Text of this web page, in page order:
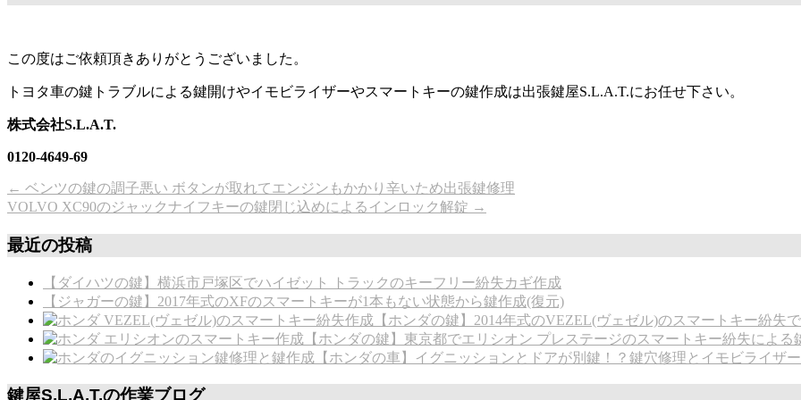
この度はご依頼頂きありがとうございました。
トヨタ車の鍵トラブルによる鍵開けやイモビライザーやスマートキーの鍵作成は出張鍵屋S.L.A.T.にお任せ下さい。
株式会社S.L.A.T.
0120-4649-69
← ベンツの鍵の調子悪い ボタンが取れてエンジンもかかり辛いため出張鍵修理
VOLVO XC90のジャックナイフキーの鍵閉じ込めによるインロック解錠 →
最近の投稿
【ダイハツの鍵】横浜市戸塚区でハイゼット トラックのキーフリー紛失カギ作成
【ジャガーの鍵】2017年式のXFのスマートキーが1本もない状態から鍵作成(復元)
【ホンダの鍵】2014年式のVEZEL(ヴェゼル)のスマートキー紛失
【ホンダの鍵】東京都でエリシオン プレステージのスマートキー紛失による
【ホンダの車】イグニッションとドアが別鍵！？鍵穴修理とイモビライザ
鍵屋S.L.A.T.の作業ブログ